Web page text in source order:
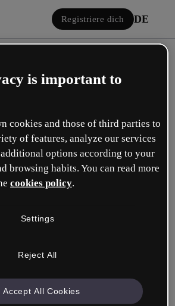
Registriere dich DE
Einloggen
Mit Google anmelden
is important to
cookies and those of third parties to
of features, analyze our services
options according to your
browsing habits. You can read more
cookies policy.
Settings
Reject All
Accept All Cookies